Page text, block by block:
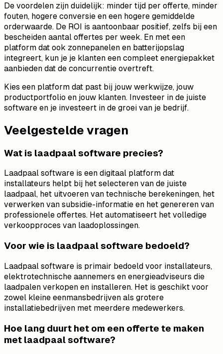
De voordelen zijn duidelijk: minder tijd per offerte, minder
fouten, hogere conversie en een hogere gemiddelde
orderwaarde. De ROI is aantoonbaar positief, zelfs bij een
bescheiden aantal offertes per week. En met een
platform dat ook zonnepanelen en batterijopslag
integreert, kun je je klanten een compleet energiepakket
aanbieden dat de concurrentie overtreft.
Kies een platform dat past bij jouw werkwijze, jouw
productportfolio en jouw klanten. Investeer in de juiste
software en je investeert in de groei van je bedrijf.
Veelgestelde vragen
Wat is laadpaal software precies?
Laadpaal software is een digitaal platform dat
installateurs helpt bij het selecteren van de juiste
laadpaal, het uitvoeren van technische berekeningen, het
verwerken van subsidie-informatie en het genereren van
professionele offertes. Het automatiseert het volledige
verkoopproces van laadoplossingen.
Voor wie is laadpaal software bedoeld?
Laadpaal software is primair bedoeld voor installateurs,
elektrotechnische aannemers en energieadviseurs die
laadpalen verkopen en installeren. Het is geschikt voor
zowel kleine eenmansbedrijven als grotere
installatiebedrijven met meerdere medewerkers.
Hoe lang duurt het om een offerte te maken
met laadpaal software?